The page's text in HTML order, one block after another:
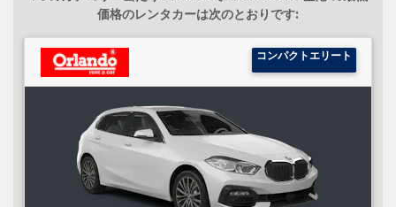
価格のレンタカーは次のとおりです:
コンパクトエリート